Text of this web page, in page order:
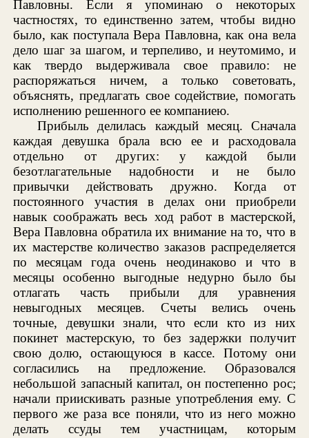
Павловны. Если я упоминаю о некоторых
частностях, то единственно затем, чтобы видно
было, как поступала Вера Павловна, как она вела
дело шаг за шагом, и терпеливо, и неутомимо, и
как твердо выдерживала свое правило: не
распоряжаться ничем, а только советовать,
объяснять, предлагать свое содействие, помогать
исполнению решенного ее компаниею.
Прибыль делилась каждый месяц. Сначала
каждая девушка брала всю ее и расходовала
отдельно от других: у каждой были
безотлагательные надобности и не было
привычки действовать дружно. Когда от
постоянного участия в делах они приобрели
навык соображать весь ход работ в мастерской,
Вера Павловна обратила их внимание на то, что в
их мастерстве количество заказов распределяется
по месяцам года очень неодинаково и что в
месяцы особенно выгодные недурно было бы
отлагать часть прибыли для уравнения
невыгодных месяцев. Счеты велись очень
точные, девушки знали, что если кто из них
покинет мастерскую, то без задержки получит
свою долю, остающуюся в кассе. Потому они
согласились на предложение. Образовался
небольшой запасный капитал, он постепенно рос;
начали приискивать разные употребления ему. С
первого же раза все поняли, что из него можно
делать ссуды тем участницам, которым